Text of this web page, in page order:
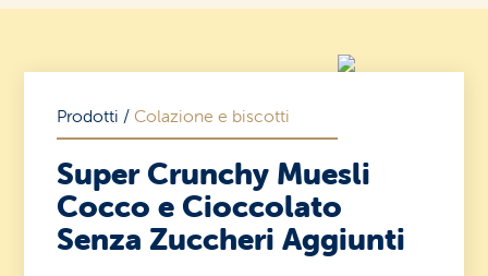
Sorridi, è Nutrifree
Sostenibilità
Prodotti /Colazione e biscotti
Super Crunchy Muesli
Cocco e Cioccolato
Senza Zuccheri Aggiunti